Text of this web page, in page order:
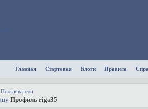
Главная Стартовая Блоги Правила
Пользователи
Профиль riga35